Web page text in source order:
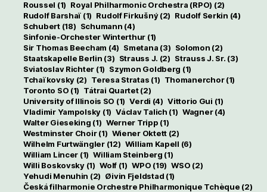
Roussel (1) Royal Philharmonic Orchestra (RPO) (2)
Rudolf Barshaï (1) Rudolf Firkušný(2) Rudolf Serkin (4)
Schubert(18) Schumann (4)
Sinfonie-Orchester Winterthur (1)
Sir Thomas Beecham (4) Smetana (3) Solomon (2)
Staatskapelle Berlin (3) Strauss J. (2) Strauss J. Sr. (3)
Sviatoslav Richter (1) Szymon Goldberg (1)
Tchaïkovsky(2) Teresa Stratas (1) Thomanerchor(1)
Toronto SO (1) Tátrai Quartet(2)
University of Illinois SO (1) Verdi (4) Vittorio Gui (1)
Vladimir Yampolsky (1) Václav Talich (1) Wagner(4)
Walter Gieseking (1) Werner Tripp (1)
Westminster Choir(1) Wiener Oktett (2)
Wilhelm Furtwängler(12) William Kapell (6)
William Lincer (1) William Steinberg (1)
Willi Boskovsky(1) Wolf(1) WPO (19) WSO (2)
Yehudi Menuhin (2) Øivin Fjeldstad (1)
Česká filharmonie Orchestre Philharmonique Tchèque (2)